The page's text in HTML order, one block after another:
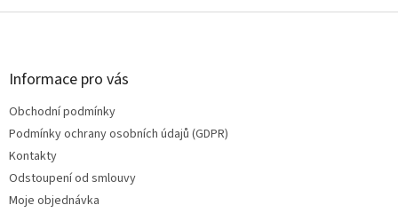
Z
Informace pro vás
Obchodní podmínky
Podmínky ochrany osobních údajů (GDPR)
Kontakty
Odstoupení od smlouvy
Moje objednávka